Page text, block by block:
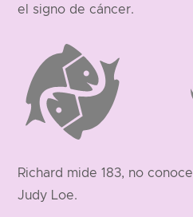
el signo de cáncer.
Richard mide 183, no
Judy Loe.